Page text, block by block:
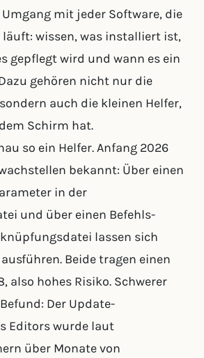
mit jeder Software, die
wissen, was installiert ist,
gepflegt wird und wann es ein
gehören nicht nur die
auch die kleinen Helfer,
Schirm hat.
so ein Helfer. Anfang 2026
bekannt: Über einen
in der
und über einen Befehls-
lassen sich
Beide tragen einen
also hohes Risiko. Schwerer
Der Update-
Editors wurde laut
über Monate von